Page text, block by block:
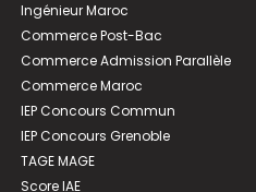
Ingénieur Maroc
Commerce Post-Bac
Commerce Admission Parallèle
Commerce Maroc
IEP Concours Commun
IEP Concours Grenoble
TAGE MAGE
Score IAE